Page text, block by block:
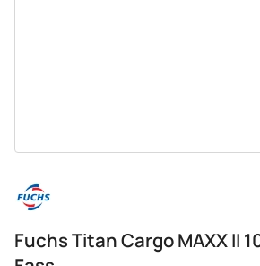
Fuchs Titan Cargo MAXX II